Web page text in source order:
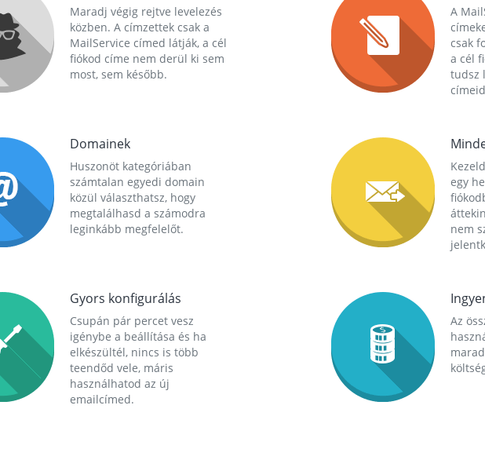
Maradj végig rejtve levelezés
közben. A címzettek csak a
MailService címed látják, a cél
fiókod címe nem derül ki sem
most, sem később.
A
csak
a cél
tudsz
Domainek
Huszonöt kategóriában
számtalan egyedi domain
közül választhatsz, hogy
megtalálhasd a számodra
leginkább megfelelőt.
egy
nem
Gyors konfigurálás
Csupán pár percet vesz
igénybe a beállítása és ha
elkészültél, nincs is több
teendőd vele, máris
használhatod az új
emailcímed.
Az